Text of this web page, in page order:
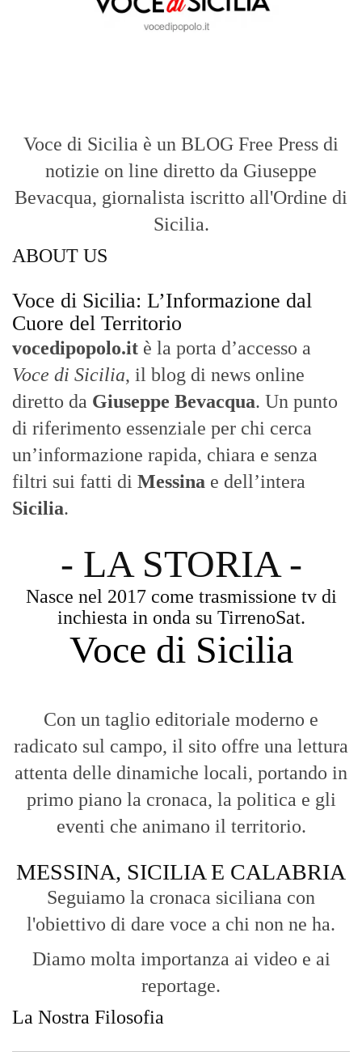
Voce di Sicilia è un BLOG Free Press di
notizie on line diretto da Giuseppe
Bevacqua, giornalista iscritto all'Ordine di
Sicilia.
ABOUT US
Voce di Sicilia: L’Informazione dal
Cuore del Territorio
vocedipopolo.it è la porta d’accesso a
Voce di Sicilia, il blog di news online
diretto da Giuseppe Bevacqua. Un punto
di riferimento essenziale per chi cerca
un’informazione rapida, chiara e senza
filtri sui fatti di Messina e dell’intera
Sicilia.
- LA STORIA -
Nasce nel 2017 come trasmissione tv di
inchiesta in onda su TirrenoSat.
Voce di Sicilia
Con un taglio editoriale moderno e
radicato sul campo, il sito offre una lettura
attenta delle dinamiche locali, portando in
primo piano la cronaca, la politica e gli
eventi che animano il territorio.
MESSINA, SICILIA E CALABRIA
Seguiamo la cronaca siciliana con
l'obiettivo di dare voce a chi non ne ha.
Diamo molta importanza ai video e ai
reportage.
La Nostra Filosofia